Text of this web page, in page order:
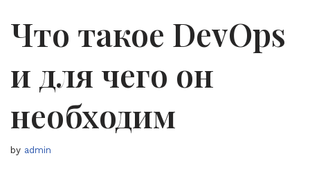
Что такое DevOps
и для чего он
необходим
by admin